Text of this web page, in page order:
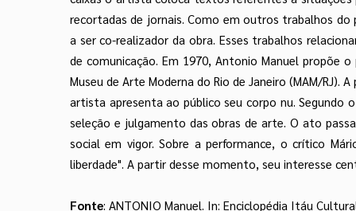
recortadas de jornais. Como em outros trabalhos
a ser co-realizador da obra. Esses trabalhos
de comunicação. Em 1970, Antonio Manuel propõe
Museu de Arte Moderna do Rio de Janeiro (MAM/
artista apresenta ao público seu corpo nu. Segundo
seleção e julgamento das obras de arte. O ato
social em vigor. Sobre a performance, o crítico
liberdade". A partir desse momento, seu interesse
Fonte: ANTONIO Manuel. In: Enciclopédia Itáu